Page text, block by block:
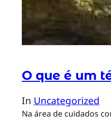
O que é um
In Uncategorized
Na área de cuidados